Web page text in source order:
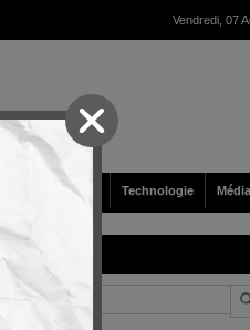
Vendredi, 07
Société Technologie